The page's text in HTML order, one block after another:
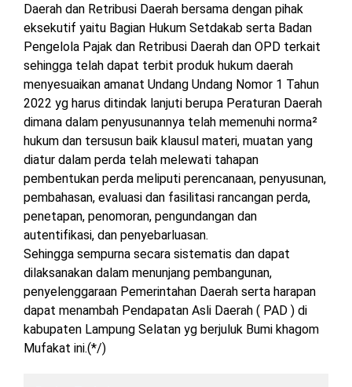
DPRD
TULANG
BAWANG
BARAT
DPRD
WAYKANAN
INFO
PERIKLANAN
KEBIJAKAN
PRIVASI
SOSIAL
MEDIA
PEDOMAN
MEDIA
SIBER
REDAKSI
TENTANG
KAMI
Daerah dan Retribusi Daerah bersama dengan pihak
eksekutif yaitu Bagian Hukum Setdakab serta Badan
Pengelola Pajak dan Retribusi Daerah dan OPD terkait
sehingga telah dapat terbit produk hukum daerah
menyesuaikan amanat Undang Undang Nomor 1 Tahun
2022 yg harus ditindak lanjuti berupa Peraturan Daerah
dimana dalam penyusunannya telah memenuhi norma²
hukum dan tersusun baik klausul materi, muatan yang
diatur dalam perda telah melewati tahapan
pembentukan perda meliputi perencanaan, penyusunan,
pembahasan, evaluasi dan fasilitasi rancangan perda,
penetapan, penomoran, pengundangan dan
autentifikasi, dan penyebarluasan.
Sehingga sempurna secara sistematis dan dapat
dilaksanakan dalam menunjang pembangunan,
penyelenggaraan Pemerintahan Daerah serta harapan
dapat menambah Pendapatan Asli Daerah ( PAD ) di
kabupaten Lampung Selatan yg berjuluk Bumi khagom
Mufakat ini.(*/)